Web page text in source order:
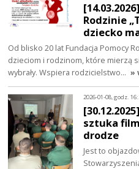
Rodzinie
dziecko
Od blisko 20 lat Fundacja Pomocy
dzieciom i rodzinom, które mierzą
wybrały. Wspiera rodzicielstwo… »
2026-01-08, godz.
sztuka
drodze
Jest to